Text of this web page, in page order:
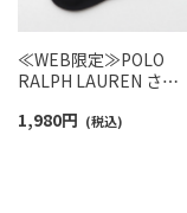
≪WEB限定≫POLO
RALPH LAUREN さら
スニーカー丈ソックス
1,980円 (税込)